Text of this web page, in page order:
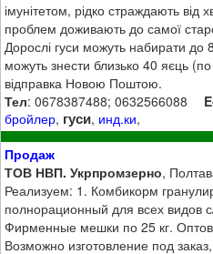
імунітетом, рідко страждають від
проблем доживають до самої
Дорослі гуси можуть набирати до
можуть знести близько 40 яєць
відправка Новою Поштою.
Тел: 0678387488; 0632566088
бройлер, гуси, инд.ки,
Продаж
ТОВ НВП. Укрпромзерно,
Реализуем: 1. Комбикорм
полнорационный для всех видов
Фирменные мешки по 25 кг.
Возможно изготовление под